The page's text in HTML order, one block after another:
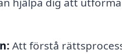
Att förstå